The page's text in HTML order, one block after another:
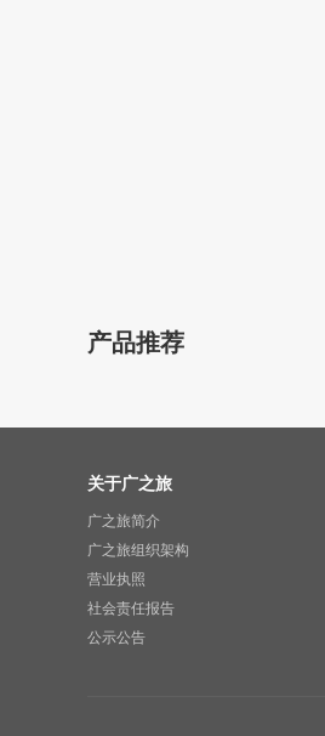
产品推荐
关于广之旅
广之旅简介
广之旅组织架构
营业执照
社会责任报告
公示公告